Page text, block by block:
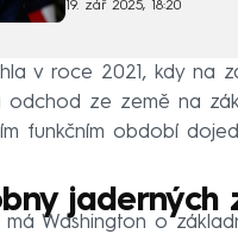
19. zář 2025, 18:20
v roce 2021, kdy na
ze země na
funkčním období
jaderných
Washington o